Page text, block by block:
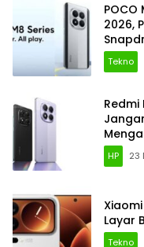
2026,
Tekno
Redmi
HP 23
Layar
Tekno